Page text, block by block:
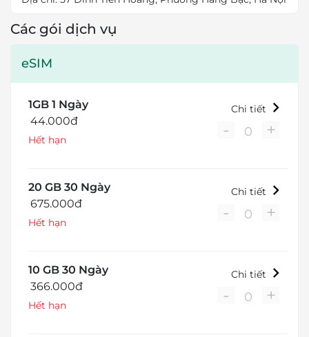
Các gói dịch vụ
eSIM
1GB 1 Ngày
44.000đ
Hết hạn
Chi tiết
- 0 +
20 GB 30 Ngày
675.000đ
Hết hạn
Chi tiết
- 0 +
10 GB 30 Ngày
366.000đ
Hết hạn
Chi tiết
- 0 +